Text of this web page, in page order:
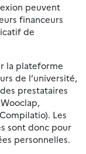
peuvent
financeurs
de
la plateforme
de l’université,
prestataires
Les
sont donc pour
personnelles.